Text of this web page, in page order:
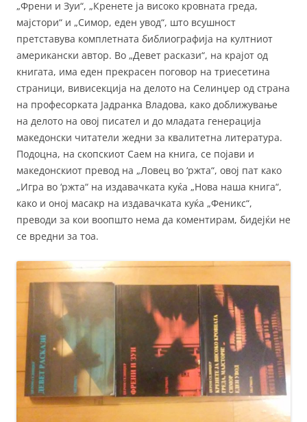
„Френи и Зуи“, „Кренете ја високо кровната греда,
мајстори“ и „Симор, еден увод“, што всушност
претставува комплетната библиографија на култниот
американски автор. Во „Девет раскази“, на крајот од
книгата, има еден прекрасен поговор на триесетина
страници, вивисекција на делото на Селинџер од страна
на професорката Јадранка Владова, како доближување
на делото на овој писател и до младата генерација
македонски читатели жедни за квалитетна литература.
Подоцна, на скопскиот Саем на книга, се појави и
македонскиот превод на „Ловец во ‘ржта“, овој пат како
„Игра во ‘ржта“ на издавачката куќа „Нова наша книга“,
како и оној масакр на издавачката куќа „Феникс“,
преводи за кои воопшто нема да коментирам, бидејќи не
се вредни за тоа.